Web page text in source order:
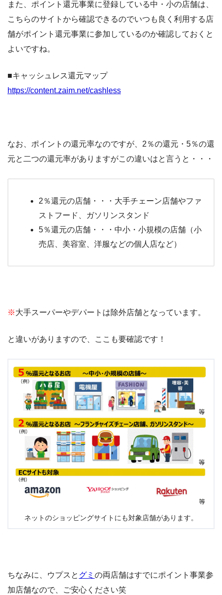
また、ポイント還元事業に登録している中・小の店舗は、
こちらのサイトから確認できるのでいつも良く利用する店
舗がポイント還元事業に参加しているのか確認しておくと
よいですね。
■キャッシュレス還元マップ
https://content.zaim.net/cashless
なお、ポイントの還元率なのですが、2％の還元・5％の還
元と二つの還元率がありますがこの違いはと言うと・・・
2％還元の店舗・・・大手チェーン店舗やファ
ストフード、ガソリンスタンド
5％還元の店舗・・・中小・小規模の店舗（小
売店、美容室、洋服などの個人店など）
※大手スーパーやデパートは除外店舗となっています。
と違いがありますので、ここも要確認です！
ネットのショッピングサイトにも対象店舗があります。
ちなみに、ウプスと グミ の両店舗はすでにポイント事業参
加店舗なので、ご安心ください笑